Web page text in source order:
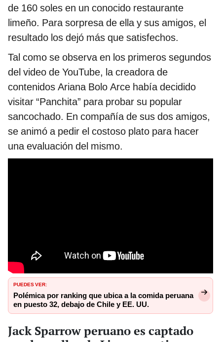
de 160 soles en un conocido restaurante
limeño. Para sorpresa de ella y sus amigos, el
resultado los dejó más que satisfechos.
Tal como se observa en los primeros segundos
del video de YouTube, la creadora de
contenidos Ariana Bolo Arce había decidido
visitar “Panchita” para probar su popular
sancochado. En compañía de sus dos amigos,
se animó a pedir el costoso plato para hacer
una evaluación del mismo.
PUEDES VER:
Polémica por ranking que ubica a la comida peruana
en puesto 32, debajo de Chile y EE. UU.
Jack Sparrow peruano es captado